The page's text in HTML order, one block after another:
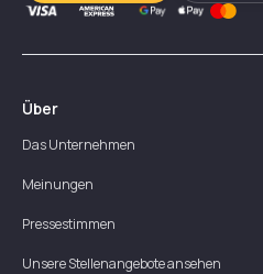
Über
Das Unternehmen
Meinungen
Pressestimmen
Unsere Stellenangebote ansehen